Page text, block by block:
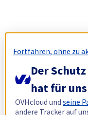
Fortfahren, ohne zu
Der
hat für
OVHcloud undseine
andere Tracker auf